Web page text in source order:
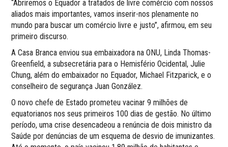
“Abriremos o Equador a tratados de livre comércio com nossos
aliados mais importantes, vamos inserir-nos plenamente no
mundo para buscar um comércio livre e justo”, afirmou, em seu
primeiro discurso.
A Casa Branca enviou sua embaixadora na ONU, Linda Thomas-
Greenfield, a subsecretária para o Hemisfério Ocidental, Julie
Chung, além do embaixador no Equador, Michael Fitzparick, e o
conselheiro de segurança Juan González.
O novo chefe de Estado prometeu vacinar 9 milhões de
equatorianos nos seus primeiros 100 dias de gestão. No último
período, uma crise desencadeou a renúncia de dois ministro da
Saúde por denúncias de um esquema de desvio de imunizantes.